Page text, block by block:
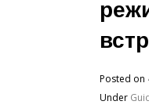
Posted on
Under